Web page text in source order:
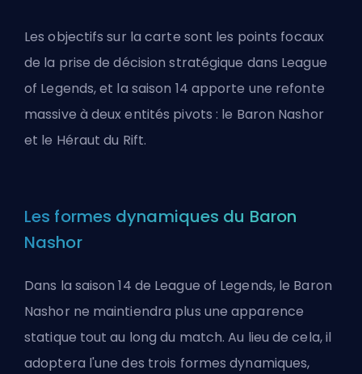
Les objectifs sur la carte sont les points focaux
de la prise de décision stratégique dans League
of Legends, et la saison 14 apporte une refonte
massive à deux entités pivots : le Baron Nashor
et le Héraut du Rift.
Les formes dynamiques du Baron
Nashor
Dans la saison 14 de League of Legends, le Baron
Nashor ne maintiendra plus une apparence
statique tout au long du match. Au lieu de cela, il
adoptera l'une des trois formes dynamiques,